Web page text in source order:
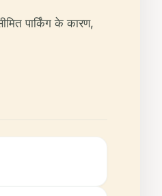
पार्किंग के कारण,